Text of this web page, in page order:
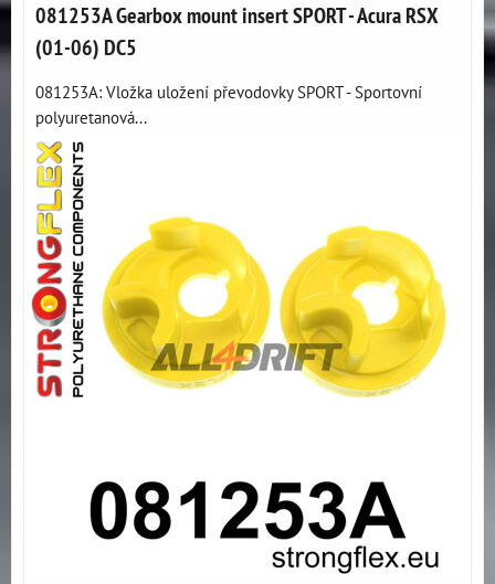
081253A Gearbox mount insert SPORT - Acura RSX
(01-06) DC5
081253A: Vložka uložení převodovky SPORT - Sportovní
polyuretanová...